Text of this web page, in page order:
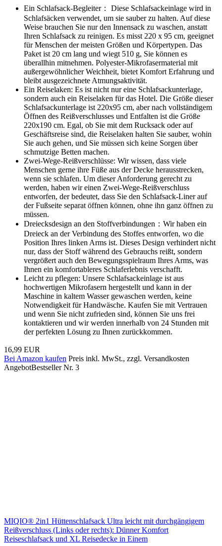
Ein Schlafsack-Begleiter： Diese Schlafsackeinlage wird in
Schlafsäcken verwendet, um sie sauber zu halten. Auf diese
Weise brauchen Sie nur den Innensack zu waschen, anstatt
Ihren Schlafsack zu reinigen. Es misst 220 x 95 cm, geeignet
für Menschen der meisten Größen und Körpertypen. Das
Paket ist 20 cm lang und wiegt 510 g, Sie können es
überallhin mitnehmen. Polyester-Mikrofasermaterial mit
außergewöhnlicher Weichheit, bietet Komfort Erfahrung und
bleibt ausgezeichnete Atmungsaktivität.
Ein Reiselaken: Es ist nicht nur eine Schlafsackunterlage,
sondern auch ein Reiselaken für das Hotel. Die Größe dieser
Schlafsackunterlage ist 220x95 cm, aber nach vollständigem
Öffnen des Reißverschlusses und Entfalten ist die Größe
220x190 cm. Egal, ob Sie mit dem Rucksack oder auf
Geschäftsreise sind, die Reiselaken halten Sie sauber, wohin
Sie auch gehen, und Sie müssen sich keine Sorgen über
schmutzige Betten machen.
Zwei-Wege-Reißverschlüsse: Wir wissen, dass viele
Menschen gerne ihre Füße aus der Decke herausstrecken,
wenn sie schlafen. Um dieser Anforderung gerecht zu
werden, haben wir einen Zwei-Wege-Reißverschluss
entworfen, der bedeutet, dass Sie den Schlafsack-Liner auf
der Fußseite separat öffnen können, ohne ihn ganz öffnen zu
müssen.
Dreiecksdesign an den Stoffverbindungen：Wir haben ein
Dreieck an der Verbindung des Stoffes entworfen, wo die
Position Ihres linken Arms ist. Dieses Design verhindert nicht
nur, dass der Stoff während des Gebrauchs reißt, sondern
vergrößert auch den Bewegungsspielraum Ihres Arms, was
Ihnen ein komfortableres Schlaferlebnis verschafft.
Leicht zu pflegen: Unsere Schlafsackeinlage ist aus
hochwertigen Mikrofasern hergestellt und kann in der
Maschine in kaltem Wasser gewaschen werden, keine
Notwendigkeit für Handwäsche. Kaufen Sie mit Vertrauen
und wenn Sie nicht zufrieden sind, können Sie uns frei
kontaktieren und wir werden innerhalb von 24 Stunden mit
der perfekten Lösung zu Ihnen zurückkommen.
16,99 EUR
Bei Amazon kaufen Preis inkl. MwSt., zzgl. Versandkosten
AngebotBestseller Nr. 3
MIQIO® 2in1 Hüttenschlafsack Ultra leicht mit durchgängigem
Reißverschluss (Links oder rechts): Dünner Komfort
Reiseschlafsack und XL Reisedecke in Einem